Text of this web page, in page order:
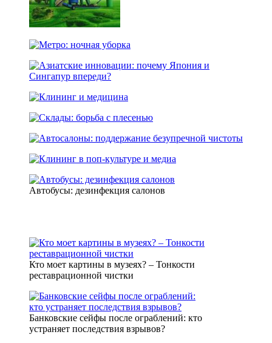
Автобусы: дезинфекция салонов
Кто моет картины в музеях? – Тонкости
реставрационной чистки
Банковские сейфы после ограблений: кто
устраняет последствия взрывов?